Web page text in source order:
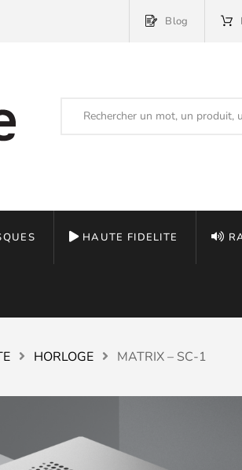
Blog
HAUTE FIDELITE
HORLOGE MATRIX – SC-1